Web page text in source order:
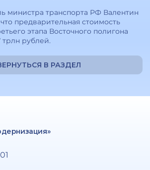
министра транспорта РФ Валентин
предварительная стоимость
этапа Восточного полигона
трлн рублей.
В РАЗДЕЛ